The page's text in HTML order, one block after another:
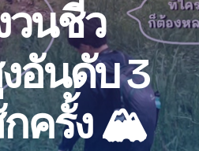
วนชีว
อันดับ 3
กครั้ง 🏔️